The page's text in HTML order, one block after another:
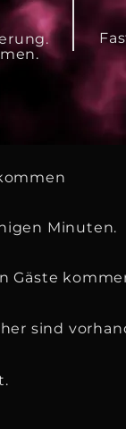
Minuten.
Gäste
sind